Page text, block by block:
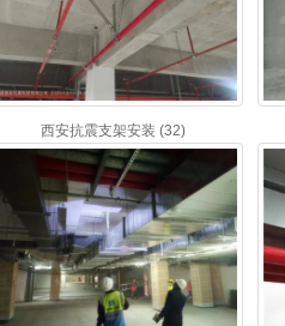
西安抗震支架安装 (32)